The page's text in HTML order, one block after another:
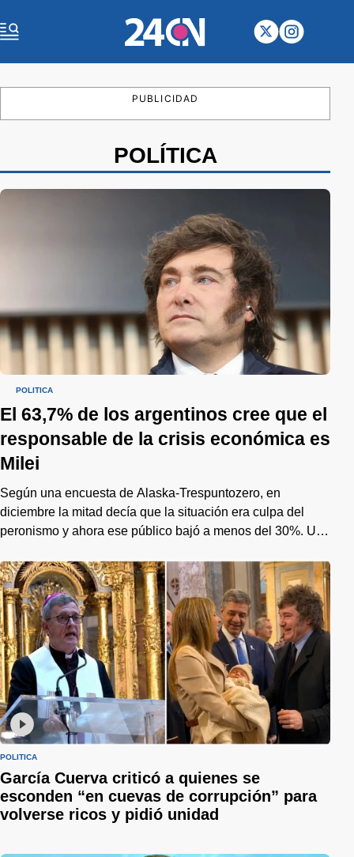
PUBLICIDAD
POLÍTICA
POLÍTICA
El 63,7% de los argentinos cree que el
responsable de la crisis económica es
Milei
Según una encuesta de Alaska-Trespuntozero, en
diciembre la mitad decía que la situación era culpa del
peronismo y ahora ese público bajó a menos del 30%. Un
2027.
POLÍTICA
García Cuerva criticó a quienes se
esconden “en cuevas de corrupción” para
volverse ricos y pidió unidad